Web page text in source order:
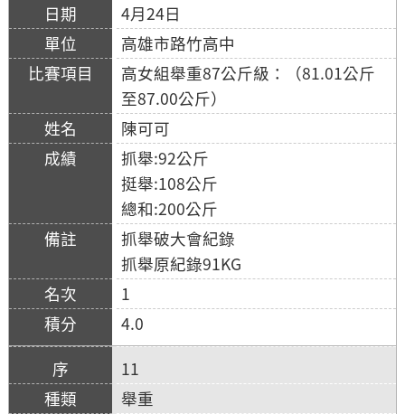
4月24日
高雄市路竹高中
高女組舉重87公斤級：（81.01公斤
至87.00公斤）
陳可可
抓舉:92公斤
挺舉:108公斤
總和:200公斤
抓舉破大會紀錄
抓舉原紀錄91KG
1
4.0
11
舉重